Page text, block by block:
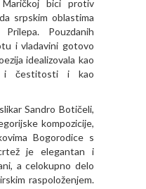
bici protiv
srpskim oblastima
Pouzdanih
i vladavini gotovo
idealizovala kao
i čestitosti i kao
Sandro Botičeli,
kompozicije,
Bogorodice s
je elegantan i
a celokupno delo
raspoloženjem.